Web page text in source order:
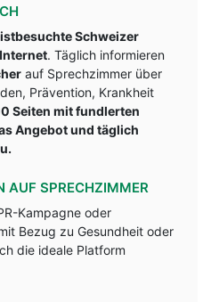
Schweizer
. Täglich informieren
auf Sprechzimmer über
Prävention, Krankheit
Seiten mit fundlerten
Angebot und täglich
AUF SPRECHZIMMER
Kampagne oder
Bezug zu Gesundheit oder
die ideale Platform